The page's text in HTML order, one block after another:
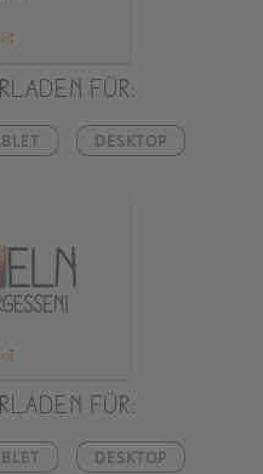
für:
DESKTOP
für:
DESKTOP